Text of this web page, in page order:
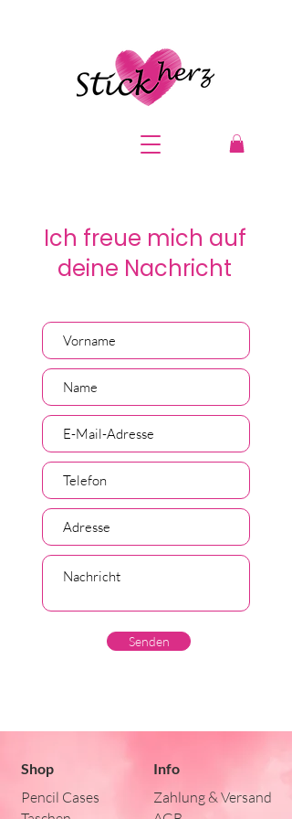
Ich freue mich auf
deine Nachricht
Senden
Shop
Pencil Cases
Info
Zahlung & Versand